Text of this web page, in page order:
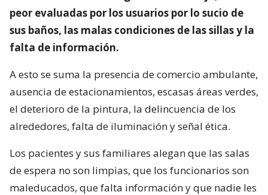
peor evaluadas por los usuarios por lo sucio de
sus baños, las malas condiciones de las sillas y la
falta de información.
A esto se suma la presencia de comercio ambulante,
ausencia de estacionamientos, escasas áreas verdes,
el deterioro de la pintura, la delincuencia de los
alrededores, falta de iluminación y señal ética.
Los pacientes y sus familiares alegan que las salas
de espera no son limpias, que los funcionarios son
maleducados, que falta información y que nadie les